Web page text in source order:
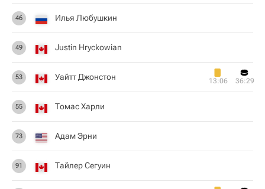
46 Илья Любушкин
49 Justin Hryckowian
53 Уайтт Джонстон 13:06 36:29
55 Томас Харли
73 Адам Эрни
91 Тайлер Сегуин